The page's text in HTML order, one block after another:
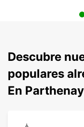
Descubre
populares
En Parthenay